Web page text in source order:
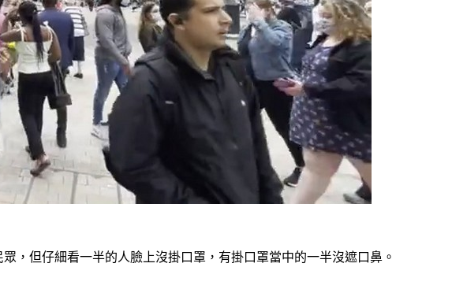
，但仔細看一半的人臉上沒掛口罩，有掛口罩當中的一半沒遮口鼻。